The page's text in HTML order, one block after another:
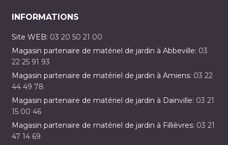
INFORMATIONS
Site WEB: 03 20 50 21 00
Magasin partenaire de matériel de jardin à Abbeville: 03
22 25 91 93
Magasin partenaire de matériel de jardin à Amiens: 03 22
44 49 78
Magasin partenaire de matériel de jardin à Dainville: 03 21
15 00 46
Magasin partenaire de matériel de jardin à Fillièvres: 03 21
47 14 69